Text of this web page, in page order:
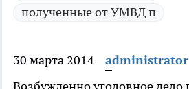
полученные от УМВД п
30 марта 2014
administrator